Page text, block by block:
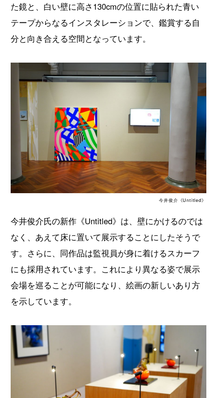
た鏡と、白い壁に高さ130cmの位置に貼られた青い
テープからなるインスタレーションで、鑑賞する自
分と向き合える空間となっています。
今井俊介《Untitled》
今井俊介氏の新作《Untitled》は、壁にかけるのでは
なく、あえて床に置いて展示することにしたそうで
す。さらに、同作品は監視員が身に着けるスカーフ
にも採用されています。これにより異なる姿で展示
会場を巡ることが可能になり、絵画の新しいあり方
を示しています。